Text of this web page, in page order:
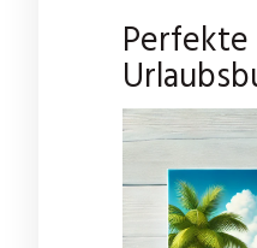
Perfekte